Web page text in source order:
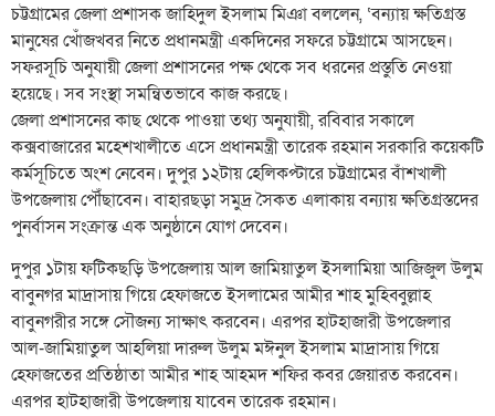
চট্টগ্রামের জেলা প্রশাসক জাহিদুল ইসলাম মিঞা বললেন, ‘বন্যায় ক্ষতিগ্রস্ত
মানুষের খোঁজখবর নিতে প্রধানমন্ত্রী একদিনের সফরে চট্টগ্রামে আসছেন।
সফরসূচি অনুযায়ী জেলা প্রশাসনের পক্ষ থেকে সব ধরনের প্রস্তুতি নেওয়া
হয়েছে। সব সংস্থা সমন্বিতভাবে কাজ করছে।
জেলা প্রশাসনের কাছ থেকে পাওয়া তথ্য অনুযায়ী, রবিবার সকালে
কক্সবাজারের মহেশখালীতে এসে প্রধানমন্ত্রী তারেক রহমান সরকারি কয়েকটি
কর্মসূচিতে অংশ নেবেন। দুপুর ১২টায় হেলিকপ্টারে চট্টগ্রামের বাঁশখালী
উপজেলায় পৌঁছাবেন। বাহারছড়া সমুদ্র সৈকত এলাকায় বন্যায় ক্ষতিগ্রস্তদের
পুনর্বাসন সংক্রান্ত এক অনুষ্ঠানে যোগ দেবেন।
দুপুর ১টায় ফটিকছড়ি উপজেলায় আল জামিয়াতুল ইসলামিয়া আজিজুল উলুম
বাবুনগর মাদ্রাসায় গিয়ে হেফাজতে ইসলামের আমীর শাহ মুহিব্বুল্লাহ
বাবুনগরীর সঙ্গে সৌজন্য সাক্ষাৎ করবেন। এরপর হাটহাজারী উপজেলার
আল-জামিয়াতুল আহলিয়া দারুল উলুম মঈনুল ইসলাম মাদ্রাসায় গিয়ে
হেফাজতের প্রতিষ্ঠাতা আমীর শাহ আহমদ শফির কবর জেয়ারত করবেন।
এরপর হাটহাজারী উপজেলায় যাবেন তারেক রহমান।